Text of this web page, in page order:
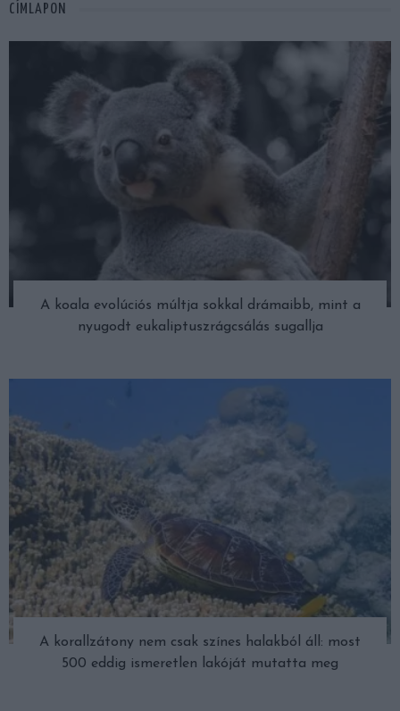
CÍMLAPON
A koala evolúciós múltja sokkal drámaibb, mint a
nyugodt eukaliptuszrágcsálás sugallja
A korallzátony nem csak színes halakból áll: most
500 eddig ismeretlen lakóját mutatta meg